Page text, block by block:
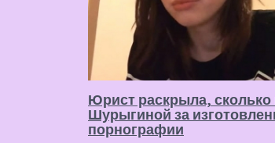
Юрист раскрыла, сколько
Шурыгиной за
порнографии